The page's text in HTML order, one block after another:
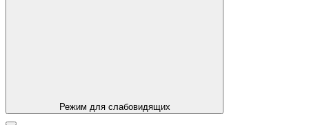
Режим для слабовидящих